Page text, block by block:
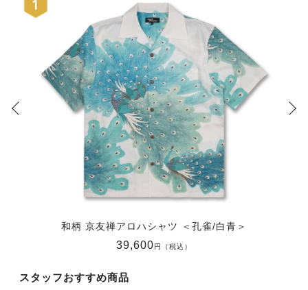
和柄 京友禅アロハシャツ ＜孔雀/白青＞
39,600円（税込）
スタッフおすすめ商品